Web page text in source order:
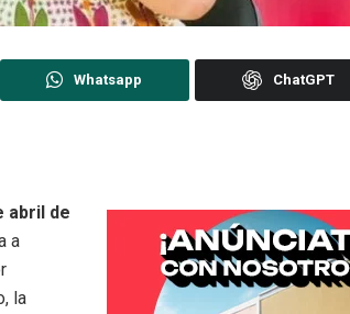
Whatsapp ChatGPT
abril de
a
la